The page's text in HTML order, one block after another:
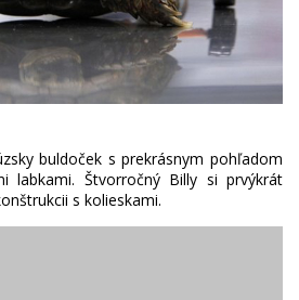
buldoček s prekrásnym pohľadom
labkami. Štvorročný Billy si prvýkrát
s kolieskami.